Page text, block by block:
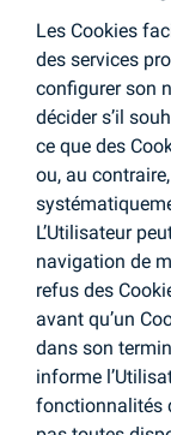
Les Cookies
des services
configurer son
décider s’il
ce que des
ou, au
L’Utilisateur
navigation de
refus des
avant qu’un
dans son
informe
fonctionnalités